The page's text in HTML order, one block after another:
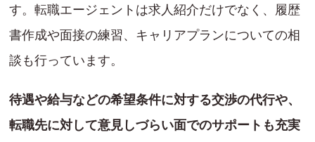
す。転職エージェントは求人紹介だけでなく、履歴
書作成や面接の練習、キャリアプランについての相
談も行っています。
待遇や給与などの希望条件に対する交渉の代行や、
転職先に対して意見しづらい面でのサポートも充実